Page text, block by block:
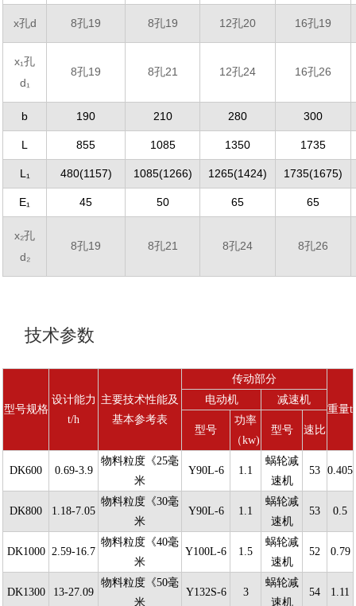
x孔d 8孔19 8孔19 12孔20 16孔19
x₁孔
d₁
8孔19 8孔21 12孔24 16孔26
b 190 210 280 300
L 855 1085 1350 1735
L₁ 480(1157) 1085(1266) 1265(1424) 1735(1675)
E₁ 45 50 65 65
x₂孔
d₂
8孔19 8孔21 8孔24 8孔26
技术参数
型号规格
设计能力
t/h
主要技术性能及
基本参考表
传动部分
重量t
电动机 减速机
型号
功率
（kw)
型号 速比
DK600 0.69-3.9
物料粒度《25毫
米
Y90L-6 1.1
蜗轮减
速机
53 0.405
DK800 1.18-7.05
物料粒度《30毫
米
Y90L-6 1.1
蜗轮减
速机
53 0.5
DK1000 2.59-16.7
物料粒度《40毫
米
Y100L-6 1.5
蜗轮减
速机
52 0.79
DK1300 13-27.09
物料粒度《50毫
米
Y132S-6 3
蜗轮减
速机
54 1.11